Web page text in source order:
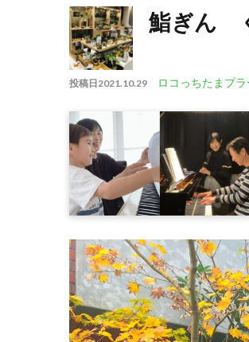
鮨ぎん
投稿日2021.10.29 ロコっちたまプ